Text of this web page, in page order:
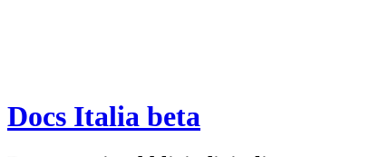
Docs Italia beta